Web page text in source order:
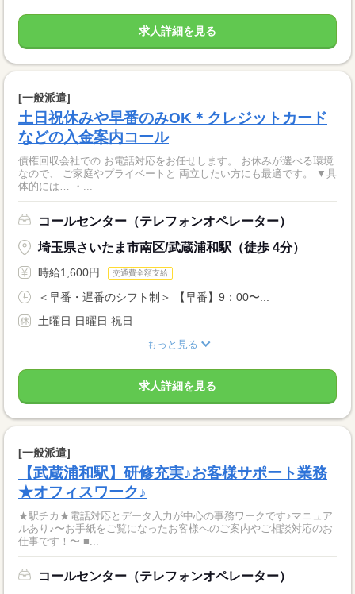
求人詳細を見る
[一般派遣]
土日祝休みや早番のみOK＊クレジットカード
などの入金案内コール
債権回収会社での お電話対応をお任せします。 お休みが選べる環境
なので、 ご家庭やプライベートと 両立したい方にも最適です。 ▼具
体的には… ・...
コールセンター（テレフォンオペレーター）
埼玉県さいたま市南区/武蔵浦和駅（徒歩 4分）
時給1,600円 交通費全額支給
＜早番・遅番のシフト制＞ 【早番】9：00〜...
土曜日 日曜日 祝日
もっと見る
求人詳細を見る
[一般派遣]
【武蔵浦和駅】研修充実♪お客様サポート業務
★オフィスワーク♪
★駅チカ★電話対応とデータ入力が中心の事務ワークです♪マニュア
ルあり♪〜お手紙をご覧になったお客様へのご案内やご相談対応のお
仕事です！〜 ■...
コールセンター（テレフォンオペレーター）